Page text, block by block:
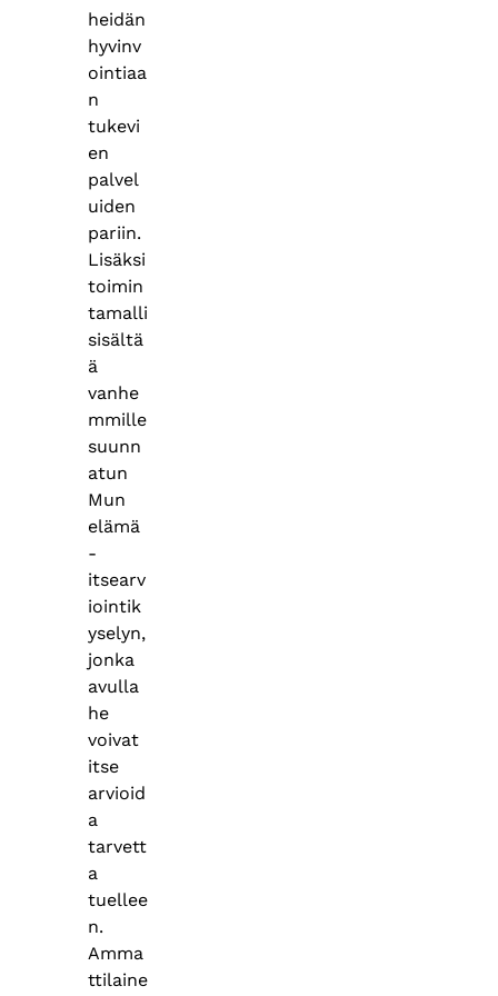
heidän
hyvinv
ointiaa
n
tukevi
en
palvel
uiden
pariin.
Lisäksi
toimin
tamalli
sisältä
ä
vanhe
mmille
suunn
atun
Mun
elämä
-
itsearv
iointik
yselyn,
jonka
avulla
he
voivat
itse
arvioid
a
tarvett
a
tuellee
n.
Amma
ttilaine